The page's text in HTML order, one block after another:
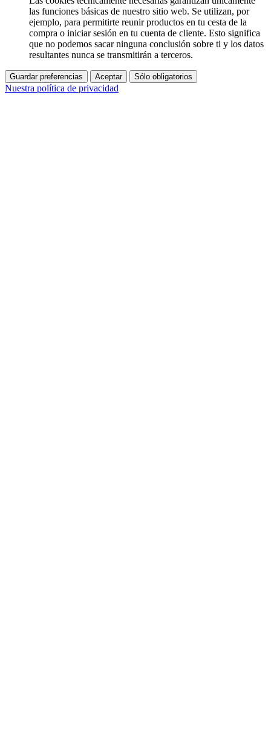
las funciones básicas de nuestro sitio web. Se utilizan, por
ejemplo, para permitirte reunir productos en tu cesta de la
compra o iniciar sesión en tu cuenta de cliente. Esto significa
que no podemos sacar ninguna conclusión sobre ti y los datos
resultantes nunca se transmitirán a terceros.
Guardar preferencias Aceptar Sólo obligatorios
Nuestra política de privacidad